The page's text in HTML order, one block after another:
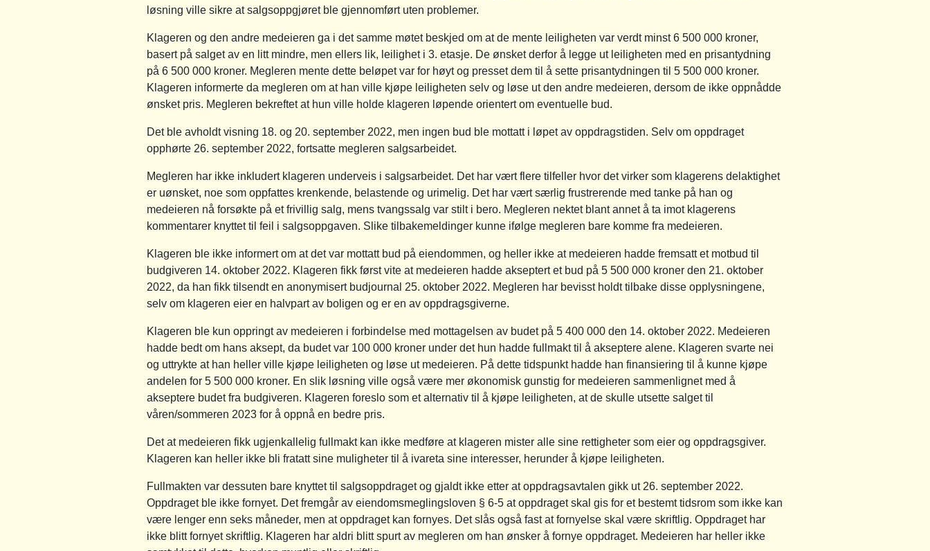
løsning ville sikre at salgsoppgjøret ble gjennomført uten problemer.
Klageren og den andre medeieren ga i det samme møtet beskjed om at de mente leiligheten var verdt minst 6 500 000 kroner,
basert på salget av en litt mindre, men ellers lik, leilighet i 3. etasje. De ønsket derfor å legge ut leiligheten med en prisantydning
på 6 500 000 kroner. Megleren mente dette beløpet var for høyt og presset dem til å sette prisantydningen til 5 500 000 kroner.
Klageren informerte da megleren om at han ville kjøpe leiligheten selv og løse ut den andre medeieren, dersom de ikke oppnådde
ønsket pris. Megleren bekreftet at hun ville holde klageren løpende orientert om eventuelle bud.
Det ble avholdt visning 18. og 20. september 2022, men ingen bud ble mottatt i løpet av oppdragstiden. Selv om oppdraget
opphørte 26. september 2022, fortsatte megleren salgsarbeidet.
Megleren har ikke inkludert klageren underveis i salgsarbeidet. Det har vært flere tilfeller hvor det virker som klagerens delaktighet
er uønsket, noe som oppfattes krenkende, belastende og urimelig. Det har vært særlig frustrerende med tanke på han og
medeieren nå forsøkte på et frivillig salg, mens tvangssalg var stilt i bero. Megleren nektet blant annet å ta imot klagerens
kommentarer knyttet til feil i salgsoppgaven. Slike tilbakemeldinger kunne ifølge megleren bare komme fra medeieren.
Klageren ble ikke informert om at det var mottatt bud på eiendommen, og heller ikke at medeieren hadde fremsatt et motbud til
budgiveren 14. oktober 2022. Klageren fikk først vite at medeieren hadde akseptert et bud på 5 500 000 kroner den 21. oktober
2022, da han fikk tilsendt en anonymisert budjournal 25. oktober 2022. Megleren har bevisst holdt tilbake disse opplysningene,
selv om klageren eier en halvpart av boligen og er en av oppdragsgiverne.
Klageren ble kun oppringt av medeieren i forbindelse med mottagelsen av budet på 5 400 000 den 14. oktober 2022. Medeieren
hadde bedt om hans aksept, da budet var 100 000 kroner under det hun hadde fullmakt til å akseptere alene. Klageren svarte nei
og uttrykte at han heller ville kjøpe leiligheten og løse ut medeieren. På dette tidspunkt hadde han finansiering til å kunne kjøpe
andelen for 5 500 000 kroner. En slik løsning ville også være mer økonomisk gunstig for medeieren sammenlignet med å
akseptere budet fra budgiveren. Klageren foreslo som et alternativ til å kjøpe leiligheten, at de skulle utsette salget til
våren/sommeren 2023 for å oppnå en bedre pris.
Det at medeieren fikk ugjenkallelig fullmakt kan ikke medføre at klageren mister alle sine rettigheter som eier og oppdragsgiver.
Klageren kan heller ikke bli fratatt sine muligheter til å ivareta sine interesser, herunder å kjøpe leiligheten.
Fullmakten var dessuten bare knyttet til salgsoppdraget og gjaldt ikke etter at oppdragsavtalen gikk ut 26. september 2022.
Oppdraget ble ikke fornyet. Det fremgår av eiendomsmeglingsloven § 6-5 at oppdraget skal gis for et bestemt tidsrom som ikke kan
være lenger enn seks måneder, men at oppdraget kan fornyes. Det slås også fast at fornyelse skal være skriftlig. Oppdraget har
ikke blitt fornyet skriftlig. Klageren har aldri blitt spurt av megleren om han ønsker å fornye oppdraget. Medeieren har heller ikke